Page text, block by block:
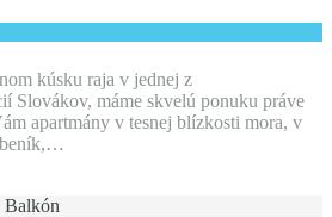
kúsku raja v jednej z
Slovákov, máme skvelú ponuku práve
apartmány v tesnej blízkosti mora, v
Balkón